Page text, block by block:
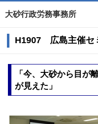
大砂行政労務事務所
H1907 広島主催セ
「今、大砂から目が
が見えた」